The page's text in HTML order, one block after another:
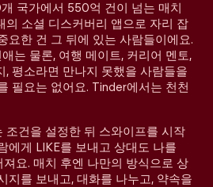
국가에서 550억 건이 넘는 매치
의 소셜 디스커버리 앱으로 자리 잡
요한 건 그 뒤에 있는 사람들이에요.
는 물론, 여행 메이트, 커리어 멘토,
, 평소라면 만나지 못했을 사람들을
필요는 없어요. Tinder에서는 천천
조건을 설정한 뒤 스와이프를 시작
에게 LIKE를 보내고 상대도 나를
요. 매치 후엔 나만의 방식으로 상
지를 보내고, 대화를 나누고, 약속을